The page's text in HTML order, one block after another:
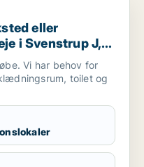
produktionslokaler til leje i
eller
i Svenstrup J,
Vi har behov for
toilet og